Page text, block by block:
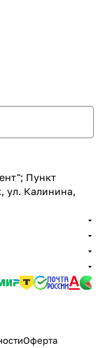
Пункт
ул. Калинина,
Оферта
в 2 недели